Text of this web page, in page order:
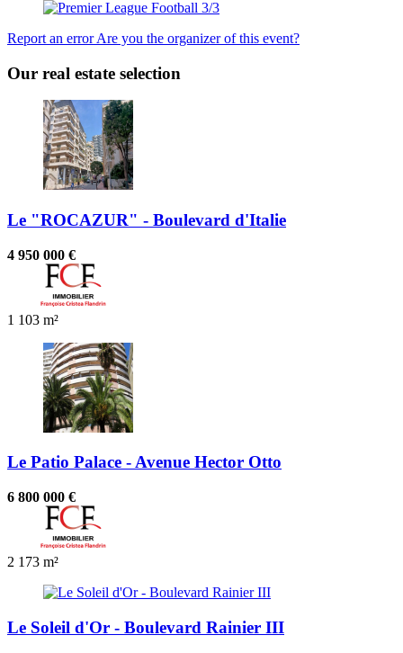
Report an errorAre you the organizer of this event?
Our real estate selection
Le "ROCAZUR" - Boulevard d'Italie
4 950 000 €
1 103 m²
Le Patio Palace - Avenue Hector Otto
6 800 000 €
2 173 m²
Le Soleil d'Or - Boulevard Rainier III